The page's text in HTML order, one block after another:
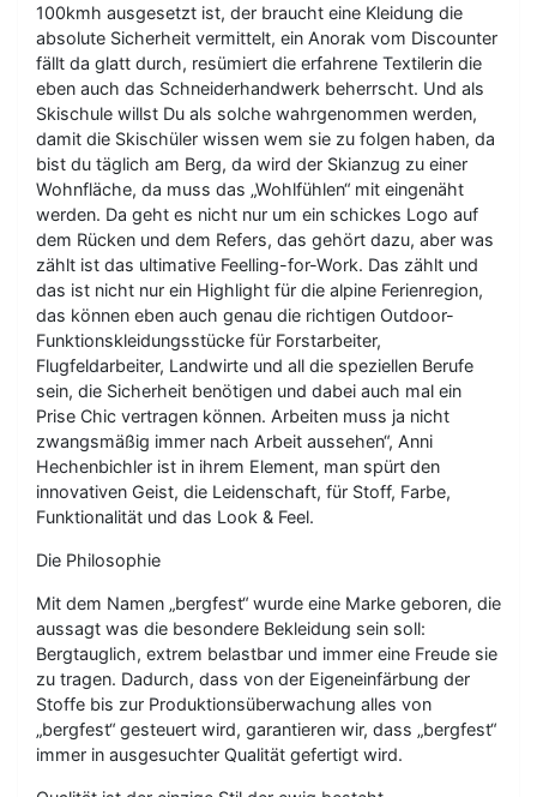
100kmh ausgesetzt ist, der braucht eine Kleidung die
absolute Sicherheit vermittelt, ein Anorak vom Discounter
fällt da glatt durch, resümiert die erfahrene Textilerin die
eben auch das Schneiderhandwerk beherrscht. Und als
Skischule willst Du als solche wahrgenommen werden,
damit die Skischüler wissen wem sie zu folgen haben, da
bist du täglich am Berg, da wird der Skianzug zu einer
Wohnfläche, da muss das „Wohlfühlen“ mit eingenäht
werden. Da geht es nicht nur um ein schickes Logo auf
dem Rücken und dem Refers, das gehört dazu, aber was
zählt ist das ultimative Feelling-for-Work. Das zählt und
das ist nicht nur ein Highlight für die alpine Ferienregion,
das können eben auch genau die richtigen Outdoor-
Funktionskleidungsstücke für Forstarbeiter,
Flugfeldarbeiter, Landwirte und all die speziellen Berufe
sein, die Sicherheit benötigen und dabei auch mal ein
Prise Chic vertragen können. Arbeiten muss ja nicht
zwangsmäßig immer nach Arbeit aussehen“, Anni
Hechenbichler ist in ihrem Element, man spürt den
innovativen Geist, die Leidenschaft, für Stoff, Farbe,
Funktionalität und das Look & Feel.
Die Philosophie
Mit dem Namen „bergfest“ wurde eine Marke geboren, die
aussagt was die besondere Bekleidung sein soll:
Bergtauglich, extrem belastbar und immer eine Freude sie
zu tragen. Dadurch, dass von der Eigeneinfärbung der
Stoffe bis zur Produktionsüberwachung alles von
„bergfest“ gesteuert wird, garantieren wir, dass „bergfest“
immer in ausgesuchter Qualität gefertigt wird.